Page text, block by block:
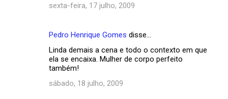
sexta-feira, 17 julho, 2009
Pedro Henrique Gomes disse…
Linda demais a cena e todo o contexto em que
ela se encaixa. Mulher de corpo perfeito
também!
sábado, 18 julho, 2009